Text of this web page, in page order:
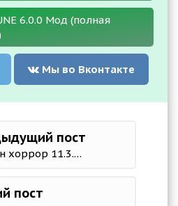
6.0.0 Мод (полная
Мы во Вконтакте
пост
Imposter 3D: онлайн хоррор 11.3.6 Mod (Dumb Enemy)
пост